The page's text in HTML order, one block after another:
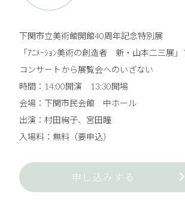
下関市立美術館開館40周年記念特別展
「ｱﾆﾒｰｼｮﾝ美術の創造者 新・山本二三展」
コンサートから展覧会へのいざない
時間：14:00開演 13:30開場
会場：下関市民会館 中ホール
出演：村田絢子、宮田瞳
入場料：無料（要申込）
申し込みする